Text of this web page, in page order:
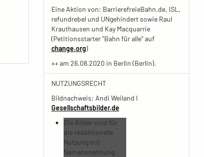
Eine Aktion von: BarrierefreieBahn.de, ISL,
refundrebel und UNgehindert sowie Raul
Krauthausen und Kay Macquarrie
(Petitionsstarter "Bahn für alle" auf
change.org)
++ am 26.08.2020 in Berlin (Berlin).
NUTZUNGSRECHT
Bildnachweis: Andi Weiland I
Gesellschaftsbilder.de
Die Bilder sind für
die redaktionelle
Nutzung mit
Namensnennung